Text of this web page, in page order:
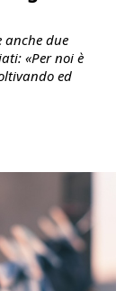
due
«Per noi è
ed